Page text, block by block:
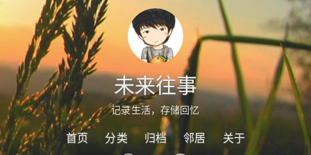
未来往事
记录生活，存储回忆
首页 分类 归档 邻居 关于